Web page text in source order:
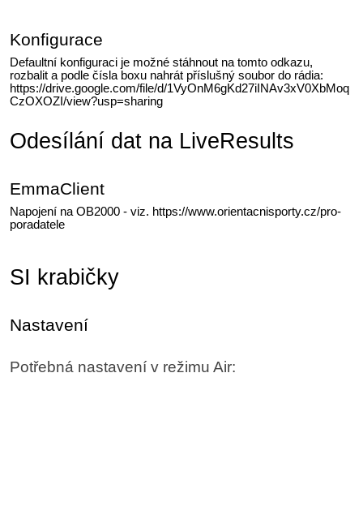
Konfigurace
Defaultní konfiguraci je možné stáhnout na tomto odkazu,
rozbalit a podle čísla boxu nahrát příslušný soubor do rádia:
https://drive.google.com/file/d/1VyOnM6gKd27iINAv3xV0XbMoq
CzOXOZI/view?usp=sharing
Odesílání dat na LiveResults
EmmaClient
Napojení na OB2000 - viz. https://www.orientacnisporty.cz/pro-
poradatele
SI krabičky
Nastavení
Potřebná nastavení v režimu Air: